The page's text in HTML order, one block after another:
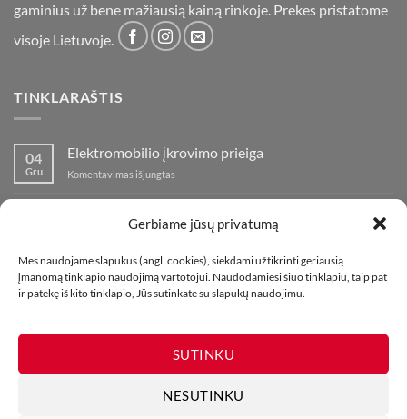
Gerbiame jūsų privatumą
Mes naudojame slapukus (angl. cookies), siekdami užtikrinti geriausią
įmanomą tinklapio naudojimą vartotojui. Naudodamiesi šiuo tinklapiu, taip pat
ir patekę iš kito tinklapio, Jūs sutinkate su slapukų naudojimu.
SUTINKU
NESUTINKU
gaminius už bene mažiausią kainą rinkoje. Prekes pristatome
visoje Lietuvoje.
TINKLARAŠTIS
04
Gru
Elektromobilio įkrovimo prieiga
Komentavimas išjungtas
prieiga
įraše
fejerverkų
parduotuvė
Klaipedoje!
01
Lap
Kaip fotografuoti fejerverkus
Komentavimas išjungtasįraše